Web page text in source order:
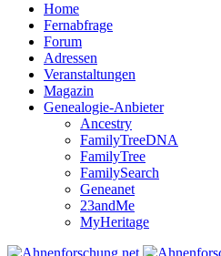
Home
Fernabfrage
Forum
Adressen
Veranstaltungen
Magazin
Genealogie-Anbieter
Ancestry
FamilyTreeDNA
FamilyTree
FamilySearch
Geneanet
23andMe
MyHeritage